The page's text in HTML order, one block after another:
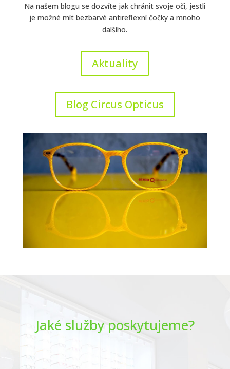
Na našem blogu se dozvíte jak chránit svoje oči, jestli
je možné mít bezbarvé antireflexní čočky a mnoho
dalšího.
Aktuality
Blog Circus Opticus
Jaké služby poskytujeme?